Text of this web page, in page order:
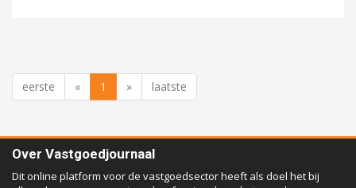
eerste « 1 » laatste
Over Vastgoedjournaal
Dit online platform voor de vastgoedsector heeft als doel het bij